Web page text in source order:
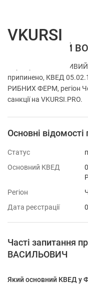
ФОП КРИВИЙ
Перевірка ФОП
припинено, КВЕД
РИБНИХ ФЕРМ, регіон
санкції на VKURSI.PRO.
Основні
Статус
Основний КВЕД
Регіон
Дата реєстрації
Часті
ВАСИЛЬОВИЧ
Який основний КВЕД
VKURSI